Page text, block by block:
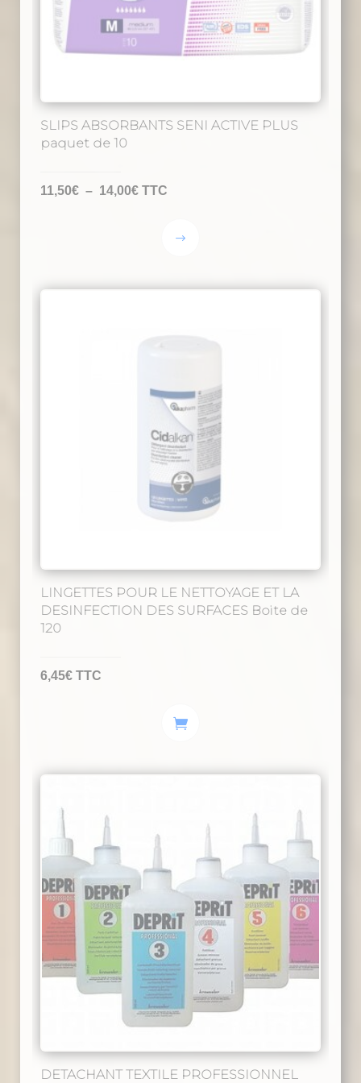
SLIPS ABSORBANTS SENI ACTIVE PLUS
paquet de 10
11,50€ – 14,00€Plage
TTC
Ce
peuvent
être
choisies
sur
la
page
du
LINGETTES POUR LE NETTOYAGE ET LA
DESINFECTION DES SURFACES Boite de
120
6,45€ TTC
DETACHANT TEXTILE PROFESSIONNEL